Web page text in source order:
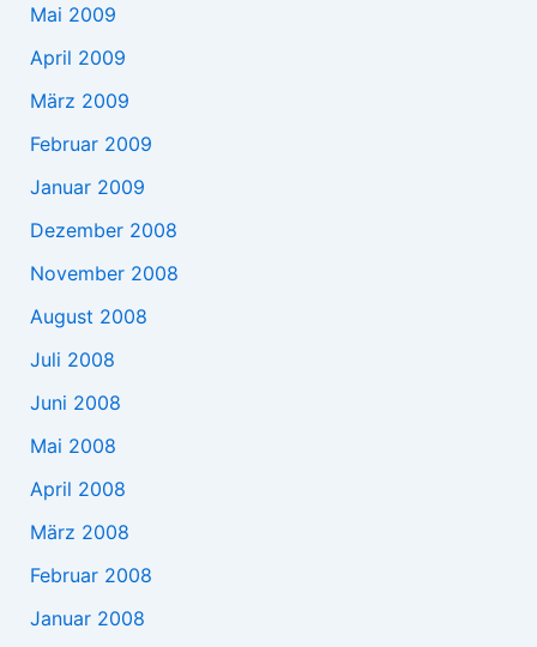
Mai 2009
April 2009
März 2009
Februar 2009
Januar 2009
Dezember 2008
November 2008
August 2008
Juli 2008
Juni 2008
Mai 2008
April 2008
März 2008
Februar 2008
Januar 2008